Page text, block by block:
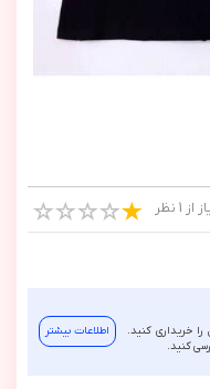
خریداری کنید.
کنید.
اطلاعات بیشتر